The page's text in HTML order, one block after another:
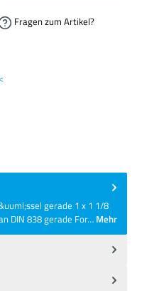
Fragen zum Artikel?
gerade 1 x 1 1/8
DIN 838 gerade For… Mehr